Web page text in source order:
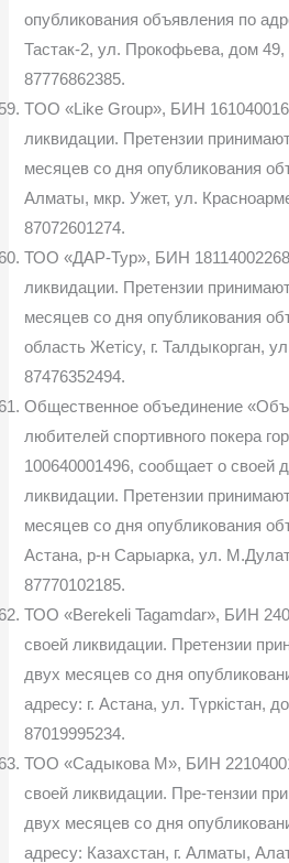
опубликования объявления по
Тастак-2, ул. Прокофьева, дом 49,
87776862385.
TOO «Like Group», БИН
ликвидации. Претензии
месяцев со дня опубликования
Алматы, мкр. Ужет, ул.
87072601274.
ТОО «ДАР-Тур», БИН
ликвидации. Претензии
месяцев со дня опубликования
область Жетiсу, г. Талдыкорган,
87476352494.
Общественное объединение
любителей спортивного покера
100640001496, сообщает о своей
ликвидации. Претензии
месяцев со дня опубликования
Астана, р-н Сарыарка, ул.
87770102185.
ТОО «Berekeli Tagamdar», БИН
своей ликвидации. Претензии
двух месяцев со дня
адресу: г. Астана, ул. Түркістан,
87019995234.
ТОО «Садыкова М», БИН
своей ликвидации. Пре-тензии
двух месяцев со дня
адресу: Казахстан, г. Алматы,